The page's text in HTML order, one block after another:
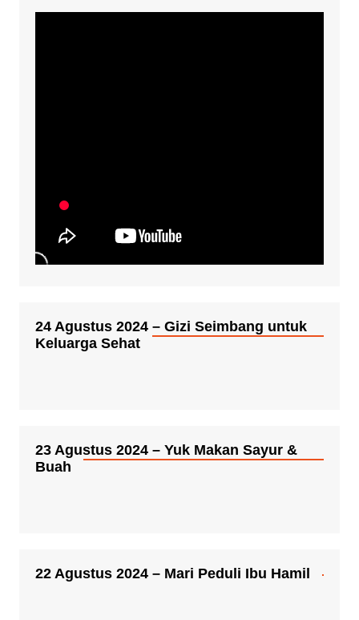
24 Agustus 2024 – Gizi Seimbang untuk
Keluarga Sehat
23 Agustus 2024 – Yuk Makan Sayur &
Buah
22 Agustus 2024 – Mari Peduli Ibu Hamil